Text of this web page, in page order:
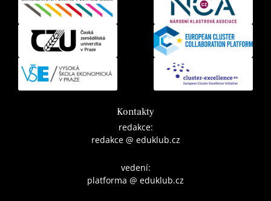
Kontakty
redakce:
redakce @ eduklub.cz
vedení:
platforma @ eduklub.cz